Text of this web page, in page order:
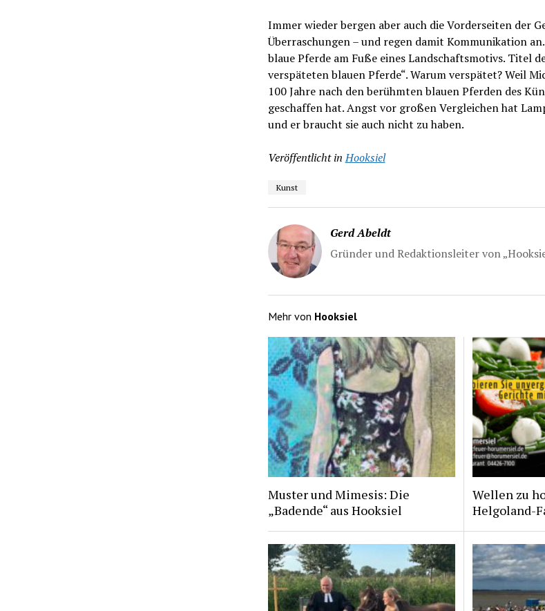
Immer wieder bergen aber auch die Vorderseiten der
Überraschungen – und regen damit Kommunikation
blaue Pferde am Fuße eines Landschaftsmotivs. Titel
verspäteten blauen Pferde“. Warum verspätet? Weil
100 Jahre nach den berühmten blauen Pferden des
geschaffen hat. Angst vor großen Vergleichen hat
und er braucht sie auch nicht zu haben.
Veröffentlicht in Hooksiel
Kunst
Gerd Abeldt
Gründer und Redaktionsleiter von
Mehr von Hooksiel
Muster und Mimesis: Die
„Badende“ aus Hooksiel
Wellen zu
Helgoland-